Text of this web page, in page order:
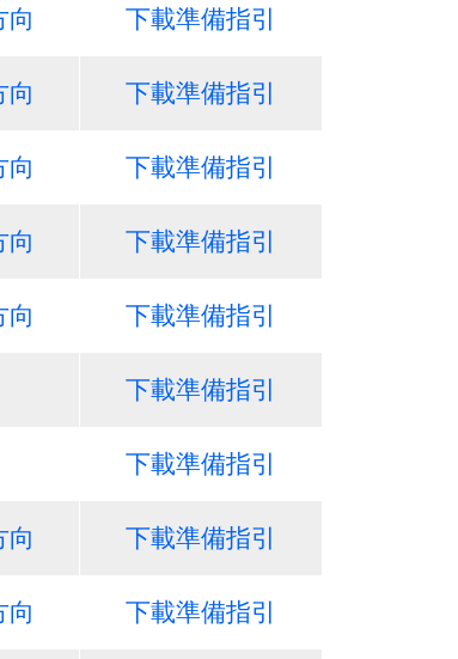
向 下載準備指引
向 下載準備指引
向 下載準備指引
向 下載準備指引
向 下載準備指引
下載準備指引
下載準備指引
向 下載準備指引
向 下載準備指引